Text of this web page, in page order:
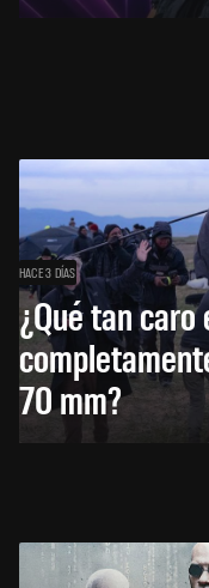
HACE 3 DÍAS
¿Qué tan
70 mm?